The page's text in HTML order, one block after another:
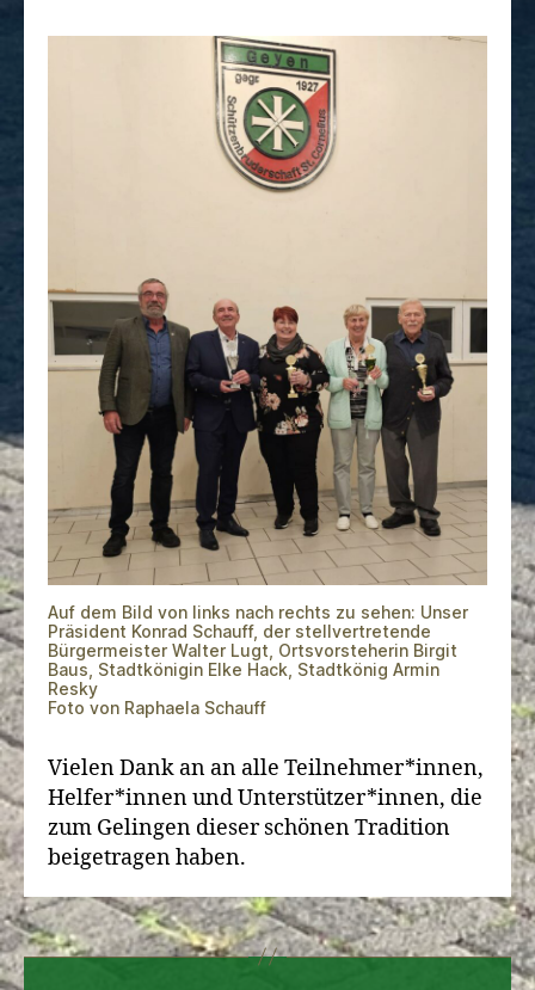
Auf dem Bild von links nach rechts zu sehen: Unser
Präsident Konrad Schauff, der stellvertretende
Bürgermeister Walter Lugt, Ortsvorsteherin Birgit
Baus, Stadtkönigin Elke Hack, Stadtkönig Armin
Resky
Foto von Raphaela Schauff
Vielen Dank an an alle Teilnehmer*innen,
Helfer*innen und Unterstützer*innen, die
zum Gelingen dieser schönen Tradition
beigetragen haben.